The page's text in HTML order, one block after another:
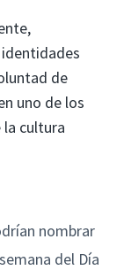
de
uno de los
cultura
nombrar
del Día